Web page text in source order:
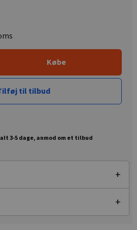
Købe
til tilbud
3-5 dage, anmod om et tilbud